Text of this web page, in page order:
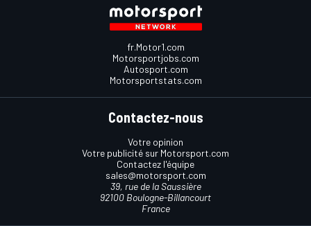
fr.Motor1.com
Motorsportjobs.com
Autosport.com
Motorsportstats.com
Contactez-nous
Votre opinion
Votre publicité sur Motorsport.com
Contactez l'équipe
sales@motorsport.com
39, rue de la Saussière
92100 Boulogne-Billancourt
France